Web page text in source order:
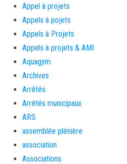
Appel à projets
Appels à pojets
Appels à Projets
Appels à projets & AMI
Aquagym
Archives
Arrêtés
Arrêtés municipaux
ARS
assemblée plénière
association
Associations